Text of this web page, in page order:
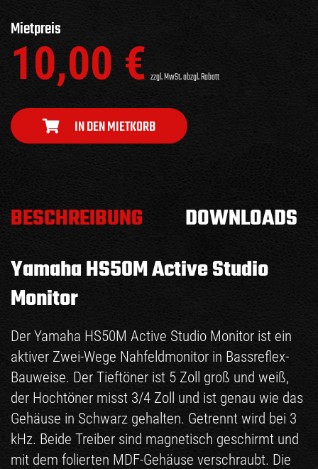
Mietpreis
10,00 € zzgl. MwSt. abzgl. Rabatt
IN DEN MIETKORB
BESCHREIBUNG
DOWNLOADS
Yamaha HS50M Active Studio
Monitor
Der Yamaha HS50M Active Studio Monitor ist ein
aktiver Zwei-Wege Nahfeldmonitor in Bassreflex-
Bauweise. Der Tieftöner ist 5 Zoll groß und weiß,
der Hochtöner misst 3/4 Zoll und ist genau wie das
Gehäuse in Schwarz gehalten. Getrennt wird bei 3
kHz. Beide Treiber sind magnetisch geschirmt und
mit dem folierten MDF-Gehäuse verschraubt. Die